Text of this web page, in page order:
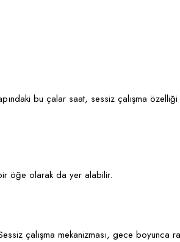
bu çalar saat, sessiz çalışma
öğe olarak da yer alabilir.
çalışma mekanizması, gece boyunca